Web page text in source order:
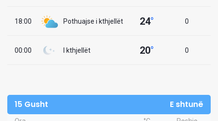
18:00 Pothuajse i kthjellët 24° 0
00:00 I kthjellët 20° 0
15 Gusht E shtunë